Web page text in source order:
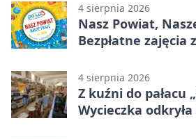
4 sierpnia 2026
Nasz Powiat,
Bezpłatne zajęcia
4 sierpnia 2026
Z kuźni do pałacu
Wycieczka